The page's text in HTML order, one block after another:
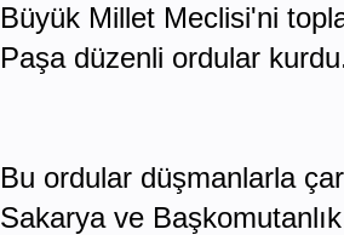
Büyük Millet Meclisi'ni
Paşa düzenli ordular
Bu ordular düşmanlarla
Sakarya ve